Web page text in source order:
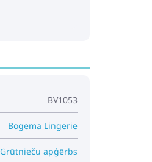
BV1053
Bogema Lingerie
Grūtnieču apģērbs